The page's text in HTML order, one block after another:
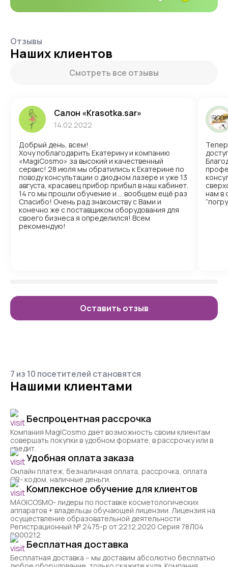
Отзывы
Наших клиентов
Смотреть все отзывы
Салон «Krasotka.sar»
14.02.2022
Добрый день, всем!
Хочу поблагодарить Екатерину и компанию
«MagiCosmo» за высокий и качественный
сервис! 28 июля мы обратились к Екатерине по
поводу консультации о диодном лазере и уже 13
августа, красавец прибор прибыл в наш кабинет.
14 го мы прошли обучение и … вообщем ещё раз
Спасибо! Очень рад знакомству с Вами и
конечно же с поставщиком оборудования для
своего бизнеса я определился! Всем
рекомендую!
нам в
Оставить отзыв
7 из 10 посетителей становятся
Нашими клиентами
Беспроцентная рассрочка
Компания MagiCosmo дает возможность своим клиентам
совершать покупки в удобном формате, в рассрочку или в
кредит.
Удобная оплата заказа
Онлайн платеж, безналичная оплата, рассрочка, оплата
QR- кодом, наличные деньги.
Комплексное обучение для клиентов
MAGICOSMO- лидеры по поставке косметологических
аппаратов + владельцы обучающей лицензии. Лицензия на
осуществление образовательной деятельности
Регистрационный № 2475-р от 22.12.2020 Серия 78Л04
0000212
Бесплатная доставка
Бесплатная доставка – мы доставим абсолютно бесплатно